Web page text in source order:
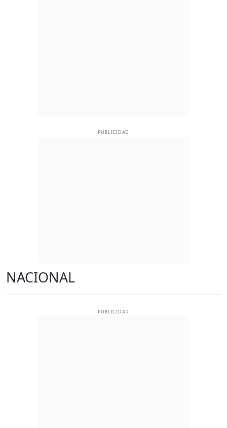
PUBLICIDAD
NACIONAL
PUBLICIDAD